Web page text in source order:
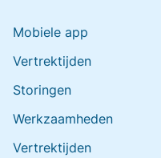
Mobiele app
Vertrektijden
Storingen
Werkzaamheden
Vertrektijden